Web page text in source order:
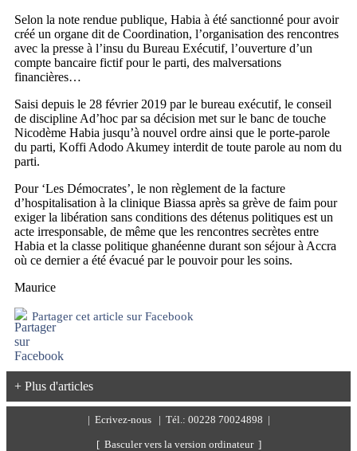
Selon la note rendue publique, Habia à été sanctionné pour avoir
créé un organe dit de Coordination, l’organisation des rencontres
avec la presse à l’insu du Bureau Exécutif, l’ouverture d’un
compte bancaire fictif pour le parti, des malversations
financières…
Saisi depuis le 28 février 2019 par le bureau exécutif, le conseil
de discipline Ad’hoc par sa décision met sur le banc de touche
Nicodème Habia jusqu’à nouvel ordre ainsi que le porte-parole
du parti, Koffi Adodo Akumey interdit de toute parole au nom du
parti.
Pour ‘Les Démocrates’, le non règlement de la facture
d’hospitalisation à la clinique Biassa après sa grève de faim pour
exiger la libération sans conditions des détenus politiques est un
acte irresponsable, de même que les rencontres secrètes entre
Habia et la classe politique ghanéenne durant son séjour à Accra
où ce dernier a été évacué par le pouvoir pour les soins.
Maurice
Partager cet article sur Facebook
+ Plus d'articles
Ecrivez-nous | Tél.: 00228 70024898 |
[ Basculer vers la version ordinateur ]